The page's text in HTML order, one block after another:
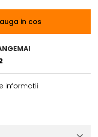
in cos
informatii